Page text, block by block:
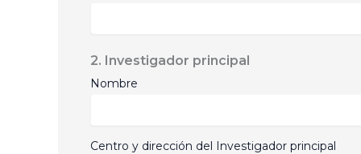
2. Investigador principal
Nombre
Centro y dirección del Investigador principal